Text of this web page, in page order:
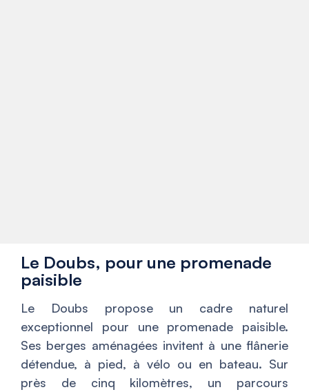
Le Doubs, pour une promenade
paisible
Le Doubs propose un cadre naturel
exceptionnel pour une promenade paisible.
Ses berges aménagées invitent à une flânerie
détendue, à pied, à vélo ou en bateau. Sur
près de cinq kilomètres, un parcours